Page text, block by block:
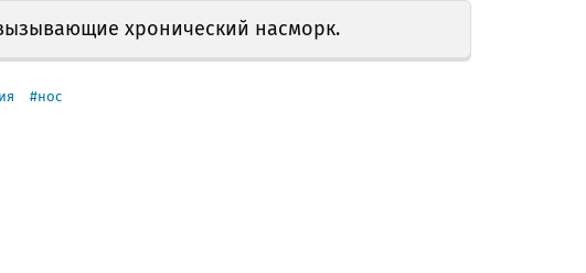
хронический насморк.
нос